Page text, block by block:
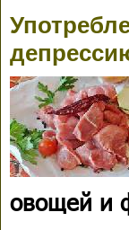
овощей и